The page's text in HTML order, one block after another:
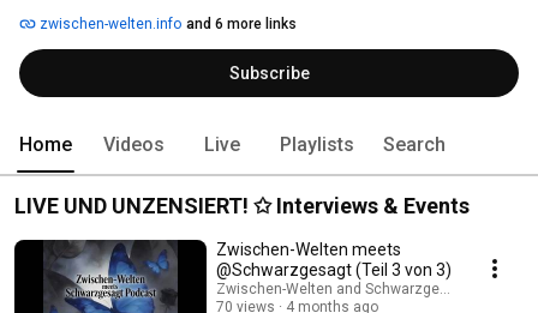
zwischen-welten.info and 6 more links
Subscribe
Home Videos Live Playlists Search
LIVE UND UNZENSIERT! ✩ Interviews & Events
Zwischen-Welten meets
@Schwarzgesagt (Teil 3 von 3)
Zwischen-Welten and Schwarzgesagt® - der
70 views
4 months ago